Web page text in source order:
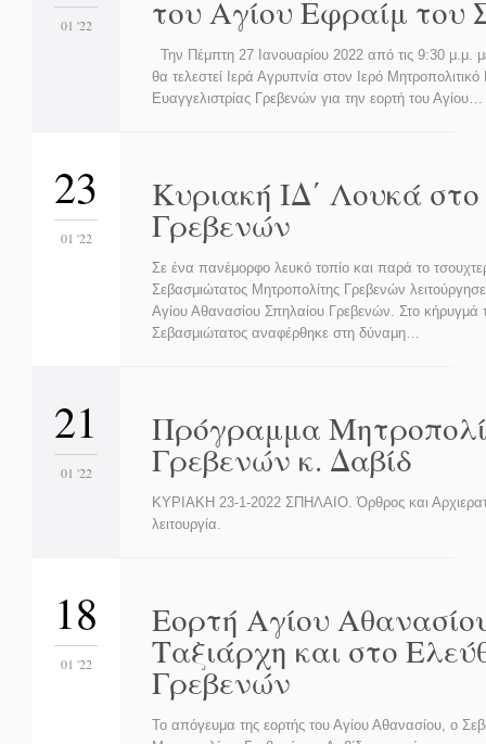
01 '22 του Αγίου Εφραίμ του
Την Πέμπτη 27 Ιανουαρίου 2022 από τις 9:30 μ.μ.
θα τελεστεί Ιερά Αγρυπνία στον Ιερό
Ευαγγελιστρίας Γρεβενών για την εορτή του Αγίου…
23
01 '22
Κυριακή ΙΔ΄ Λουκά
Γρεβενών
Σε ένα πανέμορφο λευκό τοπίο και παρά το
Σεβασμιώτατος Μητροπολίτης Γρεβενών
Αγίου Αθανασίου Σπηλαίου Γρεβενών. Στο κήρυγμά
Σεβασμιώτατος αναφέρθηκε στη δύναμη…
21
01 '22
Πρόγραμμα
Γρεβενών κ. Δαβίδ
ΚΥΡΙΑΚΗ 23-1-2022 ΣΠΗΛΑΙΟ. Όρθρος και
λειτουργία.
18
01 '22
Εορτή Αγίου
Ταξιάρχη και στο
Γρεβενών
Το απόγευμα της εορτής του Αγίου Αθανασίου, ο